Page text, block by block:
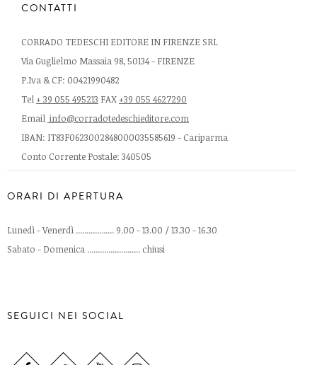
CONTATTI
CORRADO TEDESCHI EDITORE IN FIRENZE SRL
Via Guglielmo Massaia 98, 50134 - FIRENZE
P.Iva & CF: 00421990482
Tel + 39 055 495213 FAX +39 055 4627290
Email info@corradotedeschieditore.com
IBAN: IT83F0623002848000035585619 - Cariparma
Conto Corrente Postale: 340505
ORARI DI APERTURA
Lunedì - Venerdì .................. 9.00 - 13.00 / 13.30 - 16.30
Sabato - Domenica ......................... chiusi
SEGUICI NEI SOCIAL